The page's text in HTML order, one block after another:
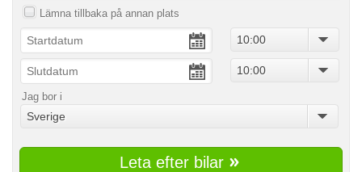
Lämna tillbaka på annan plats
10:00
10:00
Jag bor i
Sverige
Leta efter bilar